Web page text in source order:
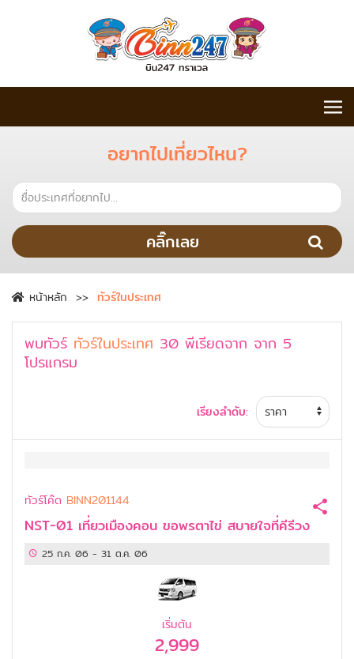
อยากไปเที่ยวไหน?
คลิ๊กเลย
หน้าหลัก ทัวร์ในประเทศ
พบทัวร์ ทัวร์ในประเทศ 30 พีเรียดจาก จาก 5
โปรแกรม
เรียงลำดับ:
ทัวร์โค๊ด BINN201144
NST-01 เที่ยวเมืองคอน ขอพรตาไข่ สบายใจที่คีรีวง
25 ก.ค. 06 - 31 ต.ค. 06
เริ่มต้น
2,999